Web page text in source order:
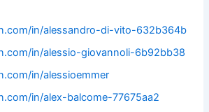
in/alessandro-di-vito-632b364b
in/alessio-giovannoli-6b92bb38
in/alessioemmer
in/alex-balcome-77675aa2